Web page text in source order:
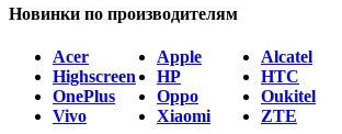
Новинки по производителям
Acer Apple Alcatel
Highscreen
HP HTC
OnePlus
Oppo Oukitel
Vivo
Xiaomi ZTE